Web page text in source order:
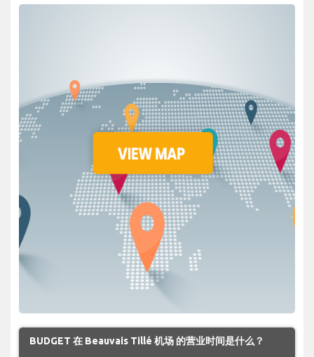
BUDGET 在 Beauvais Tillé 机场 的营业时间是什么？